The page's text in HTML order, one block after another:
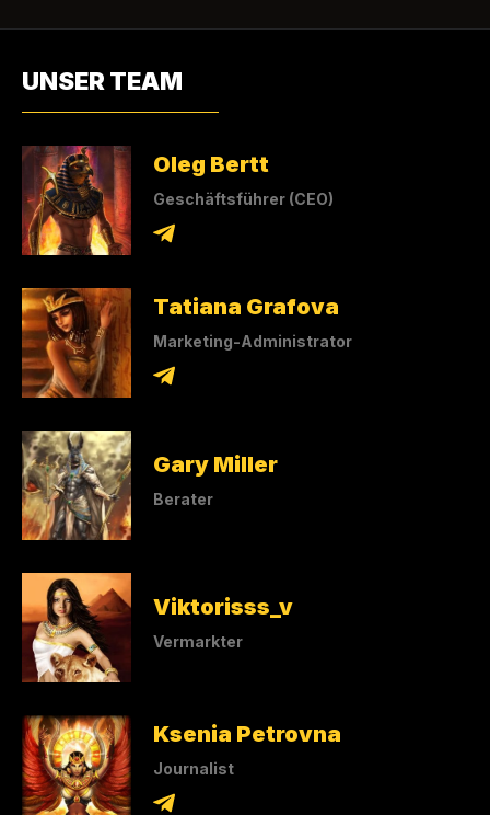
UNSER TEAM
Oleg Bertt
Geschäftsführer (CEO)
Tatiana Grafova
Marketing-Administrator
Gary Miller
Berater
Viktorisss_v
Vermarkter
Ksenia Petrovna
Journalist